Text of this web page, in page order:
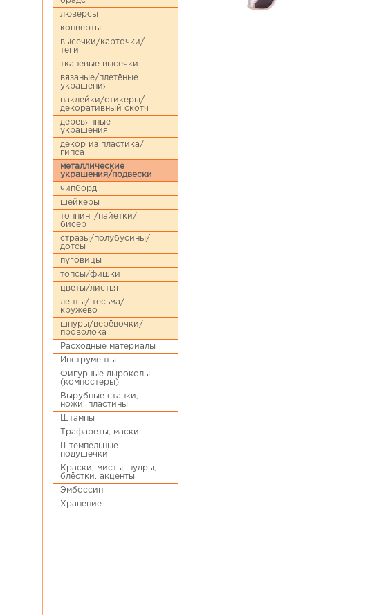
люверсы
конверты
высечки/карточки/
теги
тканевые высечки
вязаные/плетёные
украшения
наклейки/стикеры/
декоративный скотч
деревянные
украшения
декор из пластика/
гипса
металлические
украшения/подвески
чипборд
шейкеры
топпинг/пайетки/
бисер
стразы/полубусины/
дотсы
пуговицы
топсы/фишки
цветы/листья
ленты/ тесьма/
кружево
шнуры/верёвочки/
проволока
Расходные материалы
Инструменты
Фигурные дыроколы
(компостеры)
Вырубные станки,
ножи, пластины
Штампы
Трафареты, маски
Штемпельные
подушечки
Краски, мисты, пудры,
блёстки, акценты
Эмбоссинг
Хранение